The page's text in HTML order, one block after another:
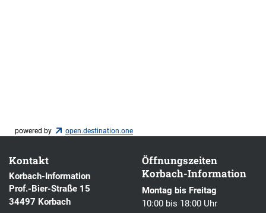
powered by open.destination.one
Kontakt
Korbach-Information
Prof.-Bier-Straße 15
34497 Korbach
Öffnungszeiten
Korbach-Information
Montag bis Freitag
10:00 bis 18:00 Uhr